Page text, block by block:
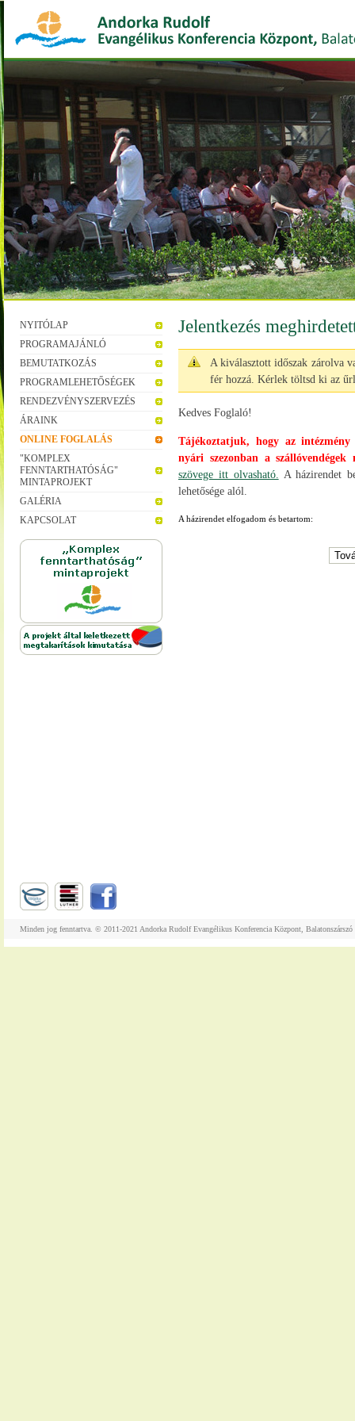
NYITÓLAP
PROGRAMAJÁNLÓ
BEMUTATKOZÁS
PROGRAMLEHETŐSÉGEK
RENDEZVÉNYSZERVEZÉS
ÁRAINK
ONLINE FOGLALÁS
"KOMPLEX
FENNTARTHATÓSÁG"
MINTAPROJEKT
GALÉRIA
KAPCSOLAT
Jelentkezés
A kiválasztott időszak zárolva
fér hozzá. Kérlek töltsd ki az
Kedves Foglaló!
Tájékoztatjuk, hogy az
nyári szezonban a
szövege itt olvasható.
A házirendet
lehetősége alól.
A házirendet elfogadom és betartom:
Minden jog fenntartva. © 2011-2021 Andorka Rudolf Evangélikus Konferencia Központ, Balatonszárszó